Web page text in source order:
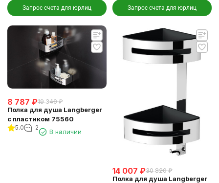
Запрос счета для юрлиц Запрос счета для юрлиц
8 787 ₽19 340 ₽
Полка для душа Langberger
с пластиком 75560
5.0 2
В наличии
14 007 ₽30 820 ₽
Полка для душа Langberger